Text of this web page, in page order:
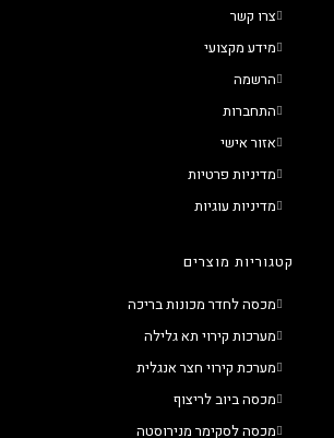
צרו קשר
מידע מקצועי
הרשמה
התחברות
אזור אישי
מדיניות פרטיות
מדיניות עוגיות
קטגוריות מוצרים
מכסה לחדר מכונות בריכה
מערכות קירוי תא גלילה
מערכת קירוי חצר אנגלית
מכסה ביוב לריצוף
מכסה לסקימר מנירוסטה